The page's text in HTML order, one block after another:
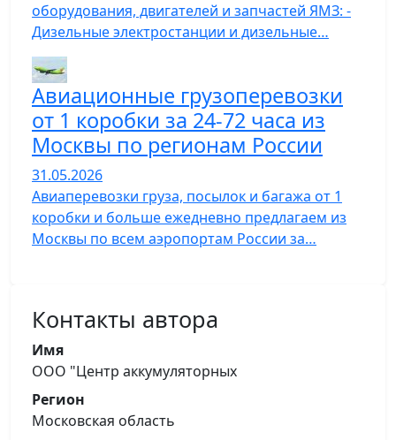
оборудования, двигателей и запчастей ЯМЗ: -
Дизельные электростанции и дизельные…
Авиационные грузоперевозки
от 1 коробки за 24-72 часа из
Москвы по регионам России
31.05.2026
Авиаперевозки груза, посылок и багажа от 1
коробки и больше ежедневно предлагаем из
Москвы по всем аэропортам России за…
Контакты автора
Имя
ООО "Центр аккумуляторных
Регион
Московская область